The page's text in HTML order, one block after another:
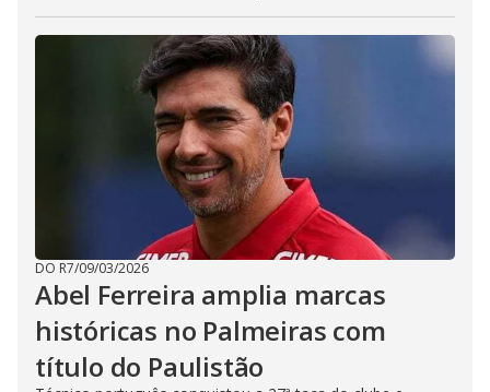
DO R7/09/03/2026
Abel Ferreira amplia marcas
históricas no Palmeiras com
título do Paulistão